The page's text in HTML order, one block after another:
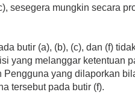
sesegera mungkin secara
butir (a), (b), (c), dan (f)
yang melanggar ketentuan
yang dilaporkan
tersebut pada butir (f).